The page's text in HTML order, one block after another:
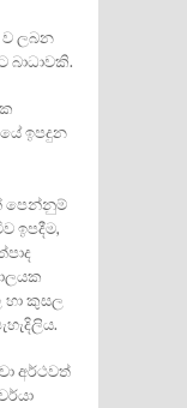
ව ලබන
බාධාවකි.
ඉපදුන
පෙන්නුම්
ඉපදීම,
හා කුසල
අර්ථවත්